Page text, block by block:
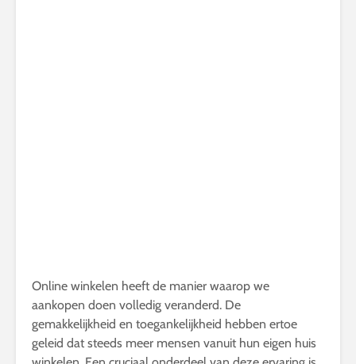
Online winkelen heeft de manier waarop we
aankopen doen volledig veranderd. De
gemakkelijkheid en toegankelijkheid hebben ertoe
geleid dat steeds meer mensen vanuit hun eigen huis